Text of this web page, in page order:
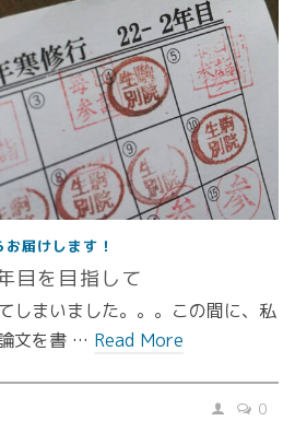
届けします！
目を目指して
しまいました。。。この間に、私
文を書 … Read More
0